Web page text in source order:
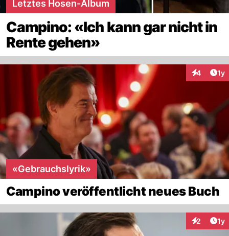
Letztes Hosen-Album
Campino: «Ich kann gar nicht in
Rente gehen»
4 1y
«Gebrauchslyrik»
Campino veröffentlicht neues Buch
2 1y